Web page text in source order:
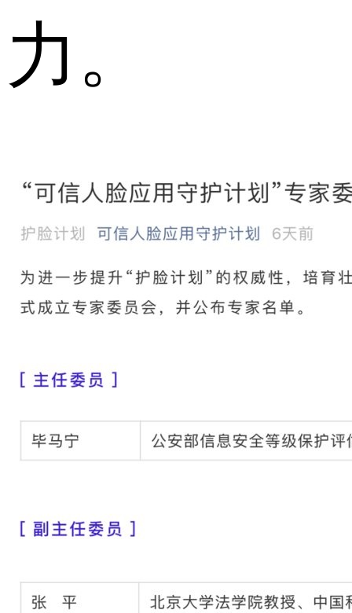
力。